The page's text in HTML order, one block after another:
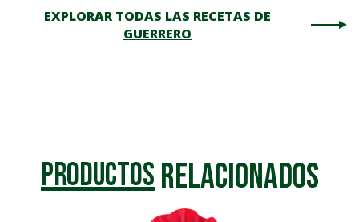
EXPLORAR TODAS LAS RECETAS DE
GUERRERO
ProductosRelacionados